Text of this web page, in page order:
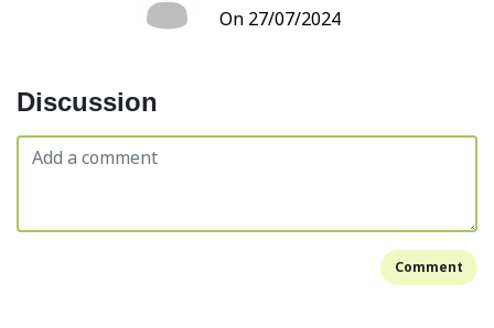
On 27/07/2024
Discussion
Comment